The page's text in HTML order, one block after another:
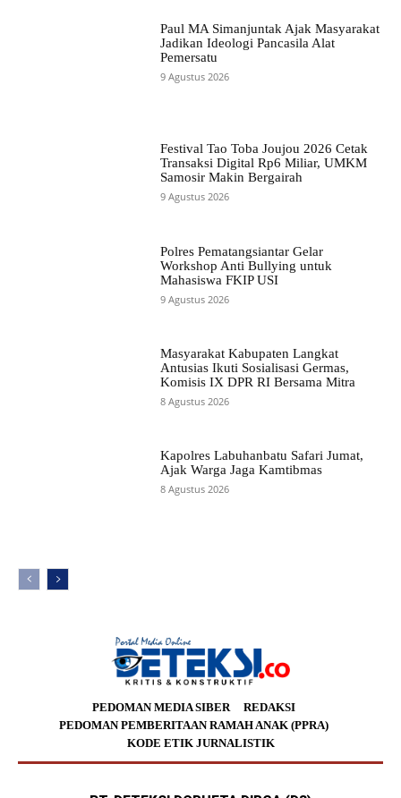
Paul MA Simanjuntak Ajak Masyarakat
Jadikan Ideologi Pancasila Alat
Pemersatu
9 Agustus 2026
Festival Tao Toba Joujou 2026 Cetak
Transaksi Digital Rp6 Miliar, UMKM
Samosir Makin Bergairah
9 Agustus 2026
Polres Pematangsiantar Gelar
Workshop Anti Bullying untuk
Mahasiswa FKIP USI
9 Agustus 2026
Masyarakat Kabupaten Langkat
Antusias Ikuti Sosialisasi Germas,
Komisis IX DPR RI Bersama Mitra
8 Agustus 2026
Kapolres Labuhanbatu Safari Jumat,
Ajak Warga Jaga Kamtibmas
8 Agustus 2026
PEDOMAN MEDIA SIBER
REDAKSI
PEDOMAN PEMBERITAAN RAMAH ANAK (PPRA)
KODE ETIK JURNALISTIK